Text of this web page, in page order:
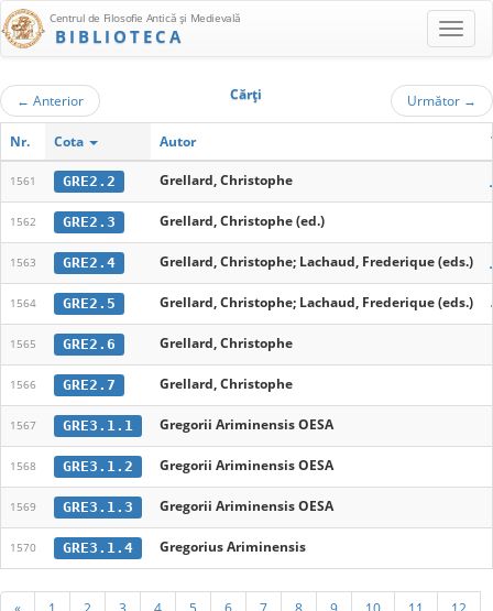
Centrul de Filosofie Antică şi Medievală
BIBLIOTECA
← Anterior Cărţi Următor →
Nr. Cota Autor
1561 GRE2.2 Grellard, Christophe
1562 GRE2.3 Grellard, Christophe (ed.)
1563 GRE2.4 Grellard, Christophe; Lachaud, Frederique (eds.)
1564 GRE2.5 Grellard, Christophe; Lachaud, Frederique (eds.)
1565 GRE2.6 Grellard, Christophe
1566 GRE2.7 Grellard, Christophe
1567 GRE3.1.1 Gregorii Ariminensis OESA
1568 GRE3.1.2 Gregorii Ariminensis OESA
1569 GRE3.1.3 Gregorii Ariminensis OESA
1570 GRE3.1.4 Gregorius Ariminensis